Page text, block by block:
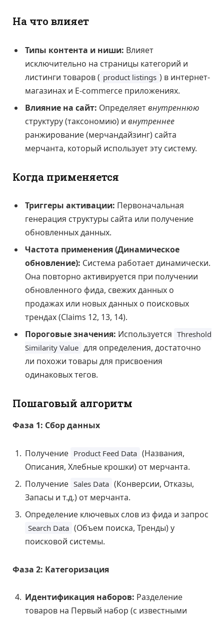
На что влияет
Типы контента и ниши: Влияет
исключительно на страницы категорий и
листинги товаров ( product listings ) в интернет-
магазинах и E-commerce приложениях.
Влияние на сайт: Определяетвнутреннюю
структуру (таксономию) и внутреннее
ранжирование (мерчандайзинг) сайта
мерчанта, который использует эту систему.
Когда применяется
Триггеры активации: Первоначальная
генерация структуры сайта или получение
обновленных данных.
Частота применения (Динамическое
обновление): Система работает динамически.
Она повторно активируется при получении
обновленного фида, свежих данных о
продажах или новых данных о поисковых
трендах (Claims 12, 13, 14).
Пороговые значения: Используется Threshold
Similarity Value для определения, достаточно
ли похожи товары для присвоения
одинаковых тегов.
Пошаговый алгоритм
Фаза 1: Сбор данных
Получение Product Feed Data (Названия,
Описания, Хлебные крошки) от мерчанта.
Получение Sales Data (Конверсии, Отказы,
Запасы и т.д.) от мерчанта.
Определение ключевых слов из фида и запрос
Search Data (Объем поиска, Тренды) у
поисковой системы.
Фаза 2: Категоризация
Идентификация наборов: Разделение
товаров на Первый набор (с известными